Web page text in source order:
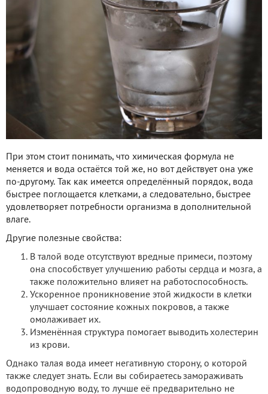
При этом стоит понимать, что химическая формула не
меняется и вода остаётся той же, но вот действует она уже
по-другому. Так как имеется определённый порядок, вода
быстрее поглощается клетками, а следовательно, быстрее
удовлетворяет потребности организма в дополнительной
влаге.
Другие полезные свойства:
В талой воде отсутствуют вредные примеси, поэтому
она способствует улучшению работы сердца и мозга, а
также положительно влияет на работоспособность.
Ускоренное проникновение этой жидкости в клетки
улучшает состояние кожных покровов, а также
омолаживает их.
Изменённая структура помогает выводить холестерин
из крови.
Однако талая вода имеет негативную сторону, о которой
также следует знать. Если вы собираетесь замораживать
водопроводную воду, то лучше её предварительно не